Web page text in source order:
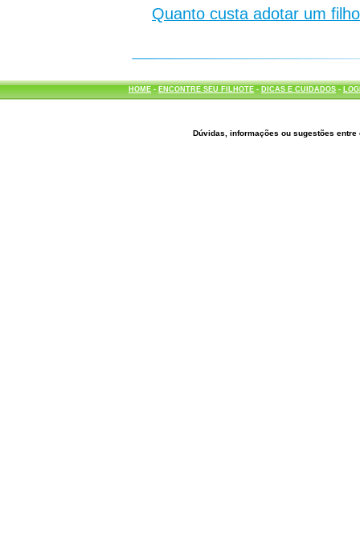
Quanto custa adotar um
HOME- ENCONTRE SEU FILHOTE- DICAS E CUIDADOS-
Dúvidas, informações ou sugestões